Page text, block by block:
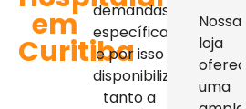
em
Curitiba
demandas
específicas,
e por isso
disponibilizamos
tanto a
Nossa
loja
oferece
uma